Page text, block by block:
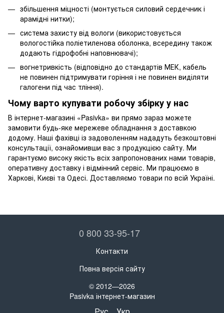
збільшення міцності (монтується силовий сердечник і
арамідні нитки);
система захисту від вологи (використовується
вологостійка поліетиленова оболонка, всередину також
додають гідрофобні наповнювачі);
вогнетривкість (відповідно до стандартів МЕК, кабель
не повинен підтримувати горіння і не повинен виділяти
галогени під час тління).
Чому варто купувати робочу збірку у нас
В інтернет-магазині «Pasivka» ви прямо зараз можете
замовити будь-яке мережеве обладнання з доставкою
додому. Наші фахівці із задоволенням нададуть безкоштовні
консультації, ознайомивши вас з продукцією сайту. Ми
гарантуємо високу якість всіх запропонованих нами товарів,
оперативну доставку і відмінний сервіс. Ми працюємо в
Харкові, Києві та Одесі. Доставляємо товари по всій Україні.
0 800 33-95-17
Контакти
Повна версія сайту
© 2012—2026
Pasivka інтернет-магазин